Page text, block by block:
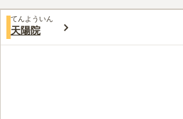
てんよういん
天陽院